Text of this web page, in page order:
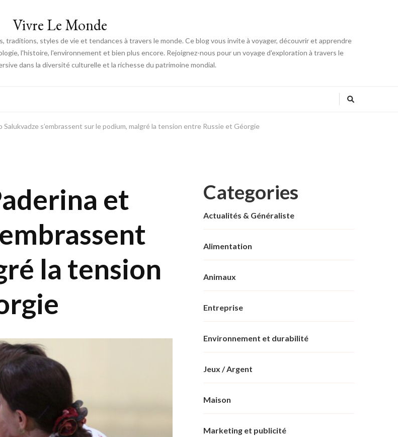
Vivre Le Monde
styles de vie et tendances à travers le monde. Ce blog vous invite à voyager, découvrir et apprendre
l'histoire, l'environnement et bien plus encore. Rejoignez-nous pour un voyage d'exploration à travers le
dans la diversité culturelle et la richesse du patrimoine mondial.
Salukvadze s’embrassent sur le podium, malgré la tension entre Russie et Géorgie
et
la tension
Categories
Actualités & Généraliste
Alimentation
Animaux
Entreprise
Environnement et durabilité
Jeux / Argent
Maison
Marketing et publicité